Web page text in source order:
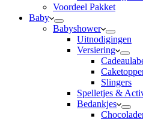
Voordeel Pakket
Baby
Babyshower
Uitnodigingen
Versiering
Slingers
Spelletjes &
Bedankjes